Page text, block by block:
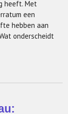
heeft. Met
een
hebben aan
onderscheidt